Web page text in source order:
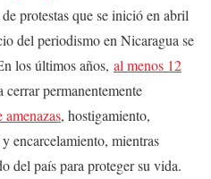
protestas que se inició en abril
del periodismo en Nicaragua se
los últimos años, al menos 12
permanentemente
, hostigamiento,
encarcelamiento, mientras
del país para proteger su vida.